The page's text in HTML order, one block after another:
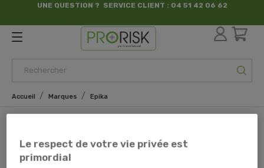
UNE QUESTION ? SERVICE CLIENT : 04 51 42 06 62
par France Sécurité
Accueil Marques Epika
Liste des produits de la marque
Le respect de votre vie privée est
primordial